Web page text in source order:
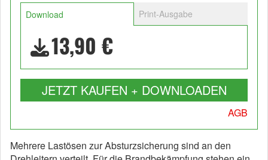
Download Print-Ausgabe
13,90 €
JETZT KAUFEN + DOWNLOADEN
AGB
Mehrere Lastösen zur Absturzsicherung sind an den